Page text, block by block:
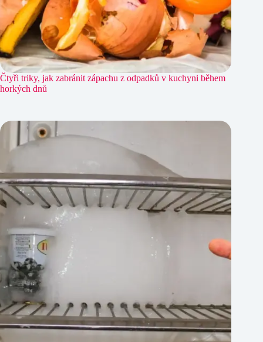
Čtyři triky, jak zabránit zápachu z odpadků v kuchyni během
horkých dnů